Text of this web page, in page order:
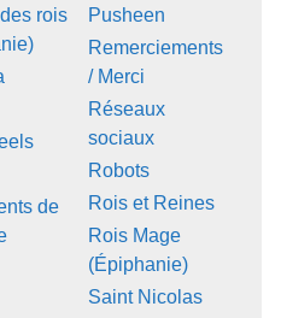
rois
de
Pusheen
Remerciements
/ Merci
Réseaux
sociaux
Robots
Rois et Reines
Rois Mage
(Épiphanie)
Saint Nicolas